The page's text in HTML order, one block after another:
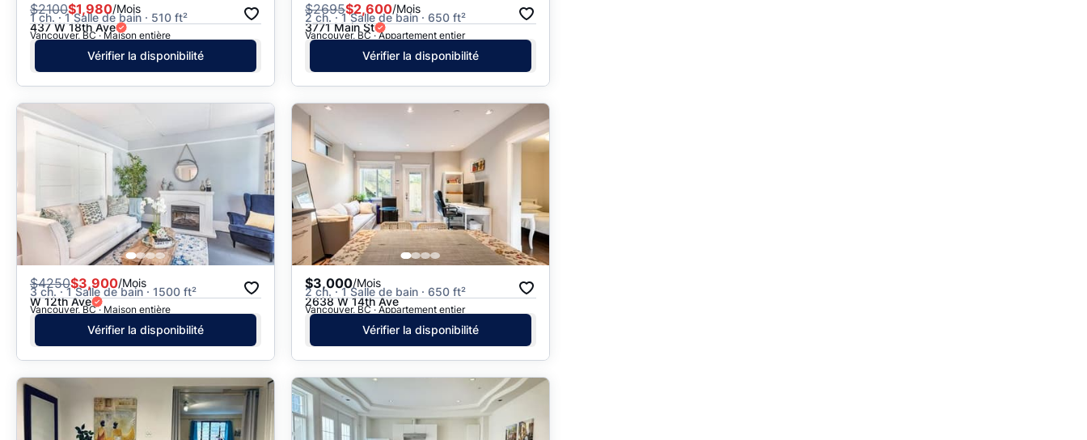
$2100$1,980/Mois
1 ch. · 1 Salle de bain · 510 ft²
437 W 18th Ave
Vancouver, BC · Maison entière
Vérifier la disponibilité
$2695$2,600/Mois
2 ch. · 1 Salle de bain · 650 ft²
3771 Main St
Vancouver, BC · Appartement entier
Vérifier la disponibilité
$4250$3,900/Mois
3 ch. · 1 Salle de bain · 1500 ft²
W 12th Ave
Vancouver, BC · Maison entière
Vérifier la disponibilité
$3,000/Mois
2 ch. · 1 Salle de bain · 650 ft²
2638 W 14th Ave
Vancouver, BC · Appartement entier
Vérifier la disponibilité